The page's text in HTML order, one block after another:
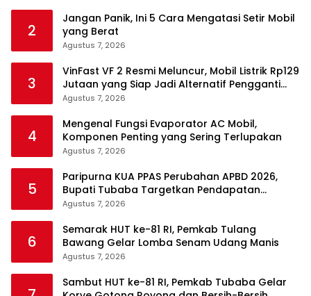
2
Jangan Panik, Ini 5 Cara Mengatasi Setir Mobil
yang Berat
Agustus 7, 2026
3
VinFast VF 2 Resmi Meluncur, Mobil Listrik Rp129
Jutaan yang Siap Jadi Alternatif Pengganti
Motor
Agustus 7, 2026
4
Mengenal Fungsi Evaporator AC Mobil,
Komponen Penting yang Sering Terlupakan
Agustus 7, 2026
5
Paripurna KUA PPAS Perubahan APBD 2026,
Bupati Tubaba Targetkan Pendapatan
Daerah Rp820,3 Miliar
Agustus 7, 2026
6
Semarak HUT ke-81 RI, Pemkab Tulang
Bawang Gelar Lomba Senam Udang Manis
Agustus 7, 2026
Sambut HUT ke-81 RI, Pemkab Tubaba Gelar